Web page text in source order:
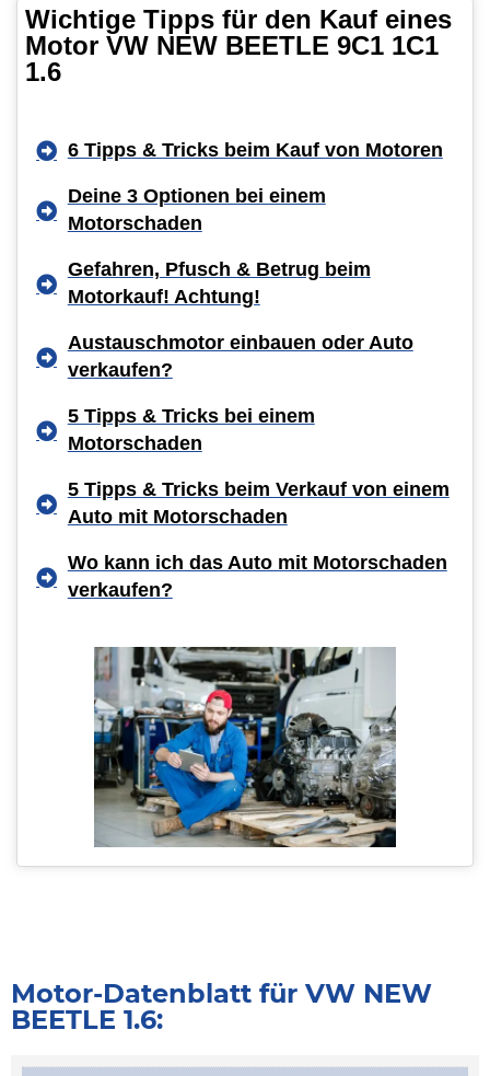
Wichtige Tipps für den Kauf eines
Motor VW NEW BEETLE 9C1 1C1
1.6
6 Tipps & Tricks beim Kauf von Motoren
Deine 3 Optionen bei einem
Motorschaden
Gefahren, Pfusch & Betrug beim
Motorkauf! Achtung!
Austauschmotor einbauen oder Auto
verkaufen?
5 Tipps & Tricks bei einem
Motorschaden
5 Tipps & Tricks beim Verkauf von einem
Auto mit Motorschaden
Wo kann ich das Auto mit Motorschaden
verkaufen?
Motor-Datenblatt für VW NEW
BEETLE 1.6: